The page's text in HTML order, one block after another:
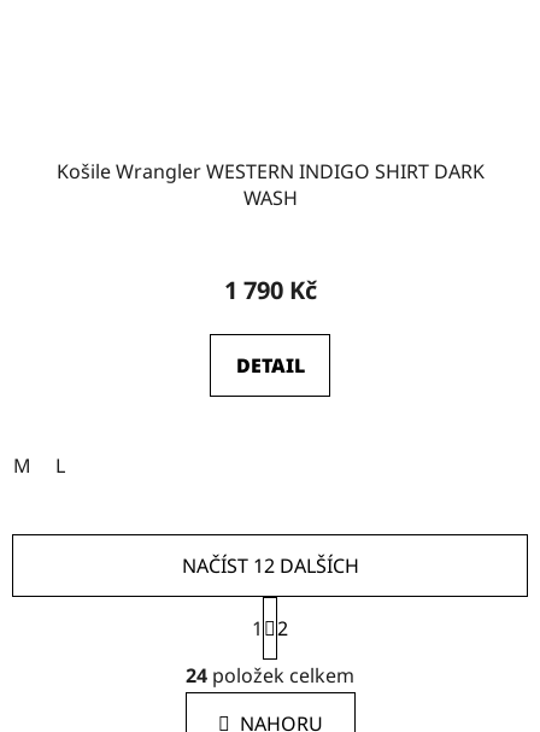
Košile Wrangler WESTERN INDIGO SHIRT DARK
WASH
1 790 Kč
DETAIL
M L
O
v
l
NAČÍST 12 DALŠÍCH
S
t
r
á
n
k
1
2
24 položek celkem
NAHORU